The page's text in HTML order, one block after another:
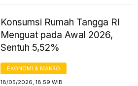
Konsumsi Rumah Tangga RI
Menguat pada Awal 2026,
Sentuh 5,52%
EKONOMI & MAKRO
18/05/2026, 18:59 WIB